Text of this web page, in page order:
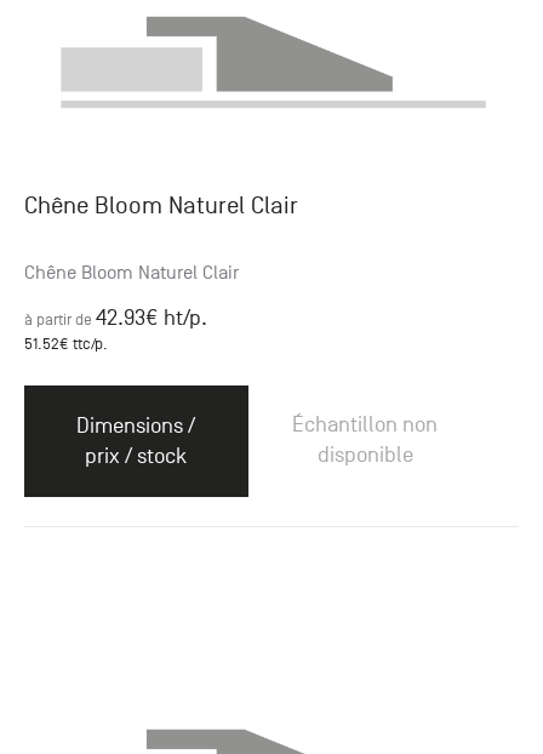
Chêne Bloom Naturel Clair
Chêne Bloom Naturel Clair
à partir de 42.93€ ht/p.
51.52€ ttc/p.
Dimensions /
prix / stock
Échantillon non
disponible